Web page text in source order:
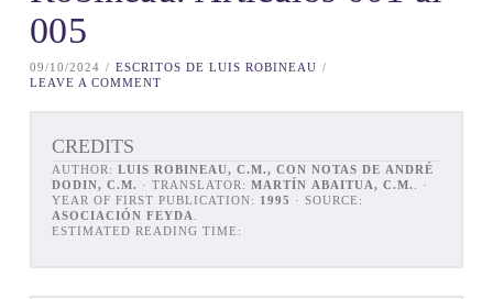
005
09/10/2024
ESCRITOS DE LUIS ROBINEAU
LEAVE A COMMENT
CREDITS
AUTHOR: LUIS ROBINEAU, C.M., CON NOTAS DE ANDRÉ
DODIN, C.M. · TRANSLATOR: MARTÍN ABAITUA, C.M.
. ·
YEAR OF FIRST PUBLICATION: 1995 · SOURCE:
ASOCIACIÓN FEYDA
ESTIMATED READING TIME: